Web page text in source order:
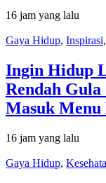
16 jam yang lalu
Gaya Hidup, Inspirasi,
Ingin Hidup
Rendah
Masuk
16 jam yang lalu
Gaya Hidup,